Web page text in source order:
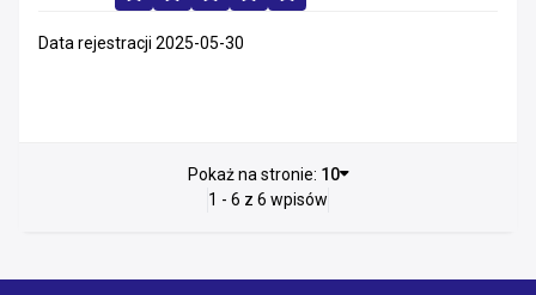
Data rejestracji 2025-05-30
Pokaż na stronie: 10
1 - 6 z 6 wpisów